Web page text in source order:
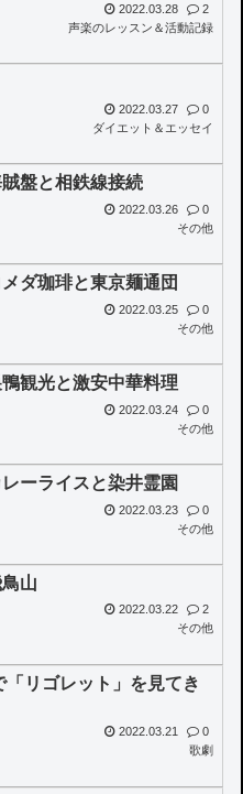
2022.03.28
2
声楽のレッスン＆活動記録
2022.03.27
0
ダイエット＆エッセイ
盤と相鉄線接続
2022.03.26
0
その他
ダ珈琲と東京麺通団
2022.03.25
0
その他
観光と激安中華料理
2022.03.24
0
その他
ーライスと染井霊園
2022.03.23
0
その他
山
2022.03.22
2
その他
リゴレット」を見てき
2022.03.21
0
歌劇